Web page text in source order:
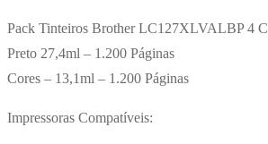
Pack Tinteiros Brother LC127XLVALBP 4
Preto 27,4ml – 1.200 Páginas
Cores – 13,1ml – 1.200 Páginas
Impressoras Compatíveis: